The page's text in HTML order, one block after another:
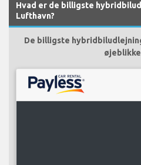
Hvad er de billigste
Lufthavn?
De billigste